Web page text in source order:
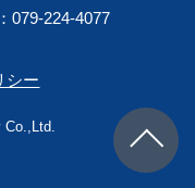
079-224-4077
シー
Co.,Ltd.